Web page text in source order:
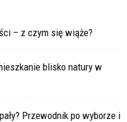
– z czym się wiąże?
blisko natury w
Przewodnik po wyborze i